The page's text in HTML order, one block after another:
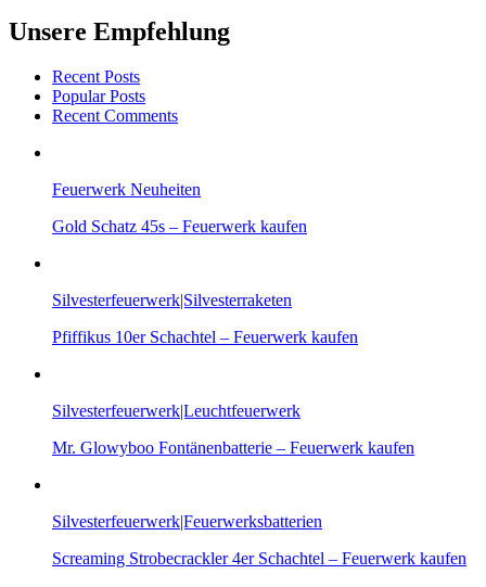
Unsere Empfehlung
Recent Posts
Popular Posts
Recent Comments
Feuerwerk Neuheiten
Gold Schatz 45s – Feuerwerk kaufen
Silvesterfeuerwerk|Silvesterraketen
Pfiffikus 10er Schachtel – Feuerwerk kaufen
Silvesterfeuerwerk|Leuchtfeuerwerk
Mr. Glowyboo Fontänenbatterie – Feuerwerk kaufen
Silvesterfeuerwerk|Feuerwerksbatterien
Screaming Strobecrackler 4er Schachtel – Feuerwerk kaufen